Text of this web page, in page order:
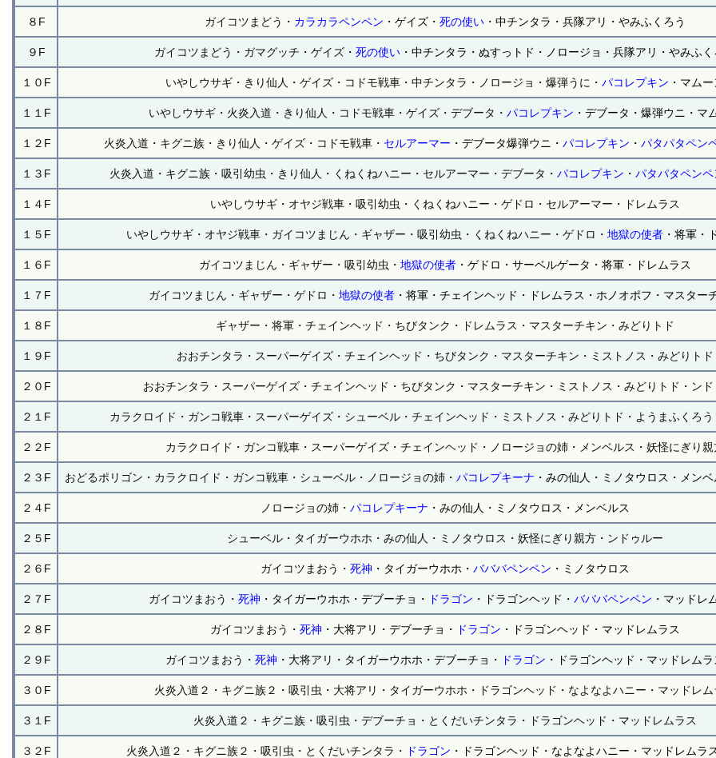
８F ガイコツまどう・ カラカラペンペン ・ゲイズ・ 死の使い・中チンタラ・兵隊アリ・やみふくろう
９F ガイコツまどう・ガマグッチ・ゲイズ・ 死の使い・中チンタラ・ぬすっトド・ノロージョ・兵隊アリ・やみふく
１０F いやしウサギ・きり仙人・ゲイズ・コドモ戦車・中チンタラ・ノロージョ・爆弾うに・ パコレプキン ・マム
１１F いやしウサギ・火炎入道・きり仙人・コドモ戦車・ゲイズ・デブータ・ パコレプキン ・デブータ・爆弾ウニ・マ
１２F 火炎入道・キグニ族・きり仙人・ゲイズ・コドモ戦車・ セルアーマー ・デブータ爆弾ウニ・ パコレプキン ・ パタパタペン
１３F 火炎入道・キグニ族・吸引幼虫・きり仙人・くねくねハニー・セルアーマー・デブータ・ パコレプキン ・ パタパタペンペ
１４F いやしウサギ・オヤジ戦車・吸引幼虫・くねくねハニー・ゲドロ・セルアーマー・ドレムラス
１５F いやしウサギ・オヤジ戦車・ガイコツまじん・ギャザー・吸引幼虫・くねくねハニー・ゲドロ・ 地獄の使者・将軍・
１６F ガイコツまじん・ギャザー・吸引幼虫・ 地獄の使者・ゲドロ・サーベルゲータ・将軍・ドレムラス
１７F ガイコツまじん・ギャザー・ゲドロ・ 地獄の使者・将軍・チェインヘッド・ドレムラス・ホノオポフ・マスター
１８F ギャザー・将軍・チェインヘッド・ちびタンク・ドレムラス・マスターチキン・みどりトド
１９F おおチンタラ・スーパーゲイズ・チェインヘッド・ちびタンク・マスターチキン・ミストノス・みどりトド
２０F おおチンタラ・スーパーゲイズ・チェインヘッド・ちびタンク・マスターチキン・ミストノス・みどりトド・ンド
２１F カラクロイド・ガンコ戦車・スーパーゲイズ・シューベル・チェインヘッド・ミストノス・みどりトド・ようまふくろ
２２F カラクロイド・ガンコ戦車・スーパーゲイズ・チェインヘッド・ノロージョの姉・メンベルス・妖怪にぎり親
２３F おどるポリゴン・カラクロイド・ガンコ戦車・シューベル・ノロージョの姉・ パコレプキーナ ・みの仙人・ミノタウロス・メン
２４F ノロージョの姉・ パコレプキーナ ・みの仙人・ミノタウロス・メンベルス
２５F シューベル・タイガーウホホ・みの仙人・ミノタウロス・妖怪にぎり親方・ンドゥルー
２６F ガイコツまおう・ 死神 ・タイガーウホホ・ バババペンペン ・ミノタウロス
２７F ガイコツまおう・ 死神 ・タイガーウホホ・デブーチョ・ ドラゴン ・ドラゴンヘッド・ バババペンペン ・マッドレ
２８F ガイコツまおう・ 死神 ・大将アリ・デブーチョ・ ドラゴン ・ドラゴンヘッド・マッドレムラス
２９F ガイコツまおう・ 死神 ・大将アリ・タイガーウホホ・デブーチョ・ ドラゴン ・ドラゴンヘッド・マッドレムラ
３０F 火炎入道２・キグニ族２・吸引虫・大将アリ・タイガーウホホ・ドラゴンヘッド・なよなよハニー・マッドレム
３１F 火炎入道２・キグニ族・吸引虫・デブーチョ・とくだいチンタラ・ドラゴンヘッド・マッドレムラス
３２F 火炎入道２・キグニ族２・吸引虫・とくだいチンタラ・ ドラゴン ・ドラゴンヘッド・なよなよハニー・マッドレムラ